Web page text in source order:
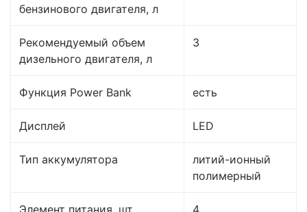
бензинового двигателя, л
Рекомендуемый объем
дизельного двигателя, л
3
Функция Power Bank есть
Дисплей LED
Тип аккумулятора
литий-ионный
полимерный
Элемент питания, шт. 4